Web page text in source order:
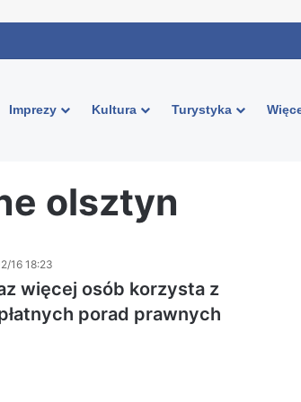
Imprezy Kultura Turystyka
olsztyn
16 18:23
więcej osób korzysta z
porad prawnych